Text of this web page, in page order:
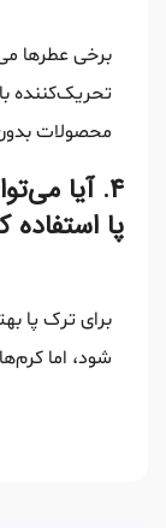
برخی عطرها
تحریک‌کننده
محصولات
۴. آیا
پا استفاده
برای ترک پا
شود، اما